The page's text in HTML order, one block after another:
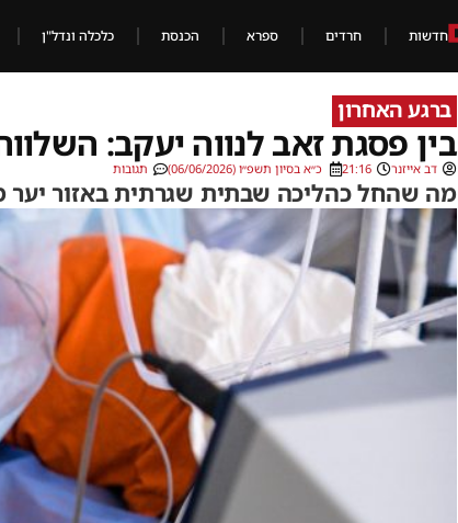
חדשות חרדים ספרא הכנסת כלכלה ונדל"ן
ברגע האחרון
בין פסגת זאב לנווה יעקב: השלווה
דב אייזנר 21:16 כ״א בסיון תשפ״ו (06/06/2026) תגובות
מה שהחל כהליכה שבתית שגרתית באזור יער